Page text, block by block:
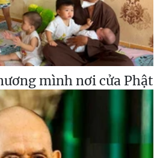
mình nơi cửa Phật